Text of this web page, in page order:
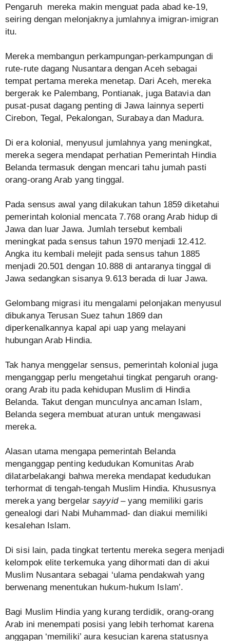
Pengaruh mereka makin menguat pada abad ke-19,
seiring dengan melonjaknya jumlahnya imigran-imigran
itu.
Mereka membangun perkampungan-perkampungan di
rute-rute dagang Nusantara dengan Aceh sebagai
tempat pertama mereka menetap. Dari Aceh, mereka
bergerak ke Palembang, Pontianak, juga Batavia dan
pusat-pusat dagang penting di Jawa lainnya seperti
Cirebon, Tegal, Pekalongan, Surabaya dan Madura.
Di era kolonial, menyusul jumlahnya yang meningkat,
mereka segera mendapat perhatian Pemerintah Hindia
Belanda termasuk dengan mencari tahu jumah pasti
orang-orang Arab yang tinggal.
Pada sensus awal yang dilakukan tahun 1859 diketahui
pemerintah kolonial mencata 7.768 orang Arab hidup di
Jawa dan luar Jawa. Jumlah tersebut kembali
meningkat pada sensus tahun 1970 menjadi 12.412.
Angka itu kembali melejit pada sensus tahun 1885
menjadi 20.501 dengan 10.888 di antaranya tinggal di
Jawa sedangkan sisanya 9.613 berada di luar Jawa.
Gelombang migrasi itu mengalami pelonjakan menyusul
dibukanya Terusan Suez tahun 1869 dan
diperkenalkannya kapal api uap yang melayani
hubungan Arab Hindia.
Tak hanya menggelar sensus, pemerintah kolonial juga
menganggap perlu mengetahui tingkat pengaruh orang-
orang Arab itu pada kehidupan Muslim di Hindia
Belanda. Takut dengan munculnya ancaman Islam,
Belanda segera membuat aturan untuk mengawasi
mereka.
Alasan utama mengapa pemerintah Belanda
menganggap penting kedudukan Komunitas Arab
dilatarbelakangi bahwa mereka mendapat kedudukan
terhormat di tengah-tengah Muslim Hindia. Khususnya
mereka yang bergelarsayyid –yang memiliki garis
genealogi dari Nabi Muhammad- dan diakui memiliki
kesalehan Islam.
Di sisi lain, pada tingkat tertentu mereka segera menjadi
kelompok elite terkemuka yang dihormati dan di akui
Muslim Nusantara sebagai ‘ulama pendakwah yang
berwenang menentukan hukum-hukum Islam’.
Bagi Muslim Hindia yang kurang terdidik, orang-orang
Arab ini menempati posisi yang lebih terhomat karena
anggapan ‘memiliki’ aura kesucian karena statusnya